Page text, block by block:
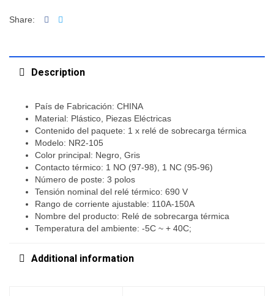
Share: Facebook
Description
País de Fabricación: CHINA
Material: Plástico, Piezas Eléctricas
Contenido del paquete: 1 x relé de sobrecarga térmica
Modelo: NR2-105
Color principal: Negro, Gris
Contacto térmico: 1 NO (97-98), 1 NC (95-96)
Número de poste: 3 polos
Tensión nominal del relé térmico: 690 V
Rango de corriente ajustable: 110A-150A
Nombre del producto: Relé de sobrecarga térmica
Temperatura del ambiente: -5C ~ + 40C;
Additional information